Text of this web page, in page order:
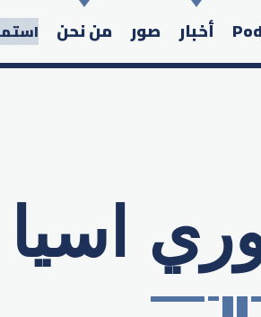
أخبار صور من نحن
Search in
اسيا